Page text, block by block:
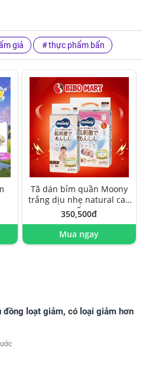
giả thực phẩm bẩn
Tã dán bỉm quần Moony
trắng dịu nhẹ natural cao
cấp
350,500đ
Mua ngay
đồng loạt giảm, có loại giảm hơn